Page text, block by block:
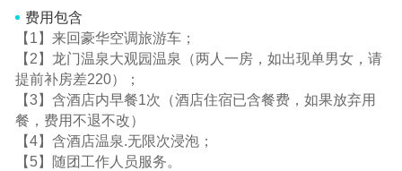
费用包含
【1】来回豪华空调旅游车；
【2】龙门温泉大观园温泉（两人一房，如出现单男女，请
提前补房差220）；
【3】含酒店内早餐1次（酒店住宿已含餐费，如果放弃用
餐，费用不退不改）
【4】含酒店温泉.无限次浸泡；
【5】随团工作人员服务。